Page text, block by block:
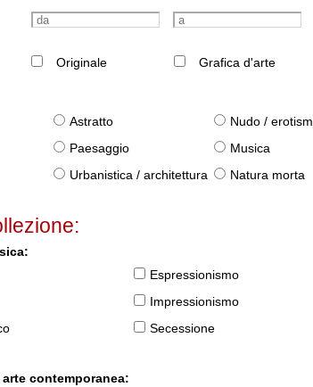
Originale Grafica d'arte
Astratto Nudo /
Paesaggio Musica
Urbanistica / architettura Natura morta
Espressionismo
Impressionismo
Secessione
contemporanea: